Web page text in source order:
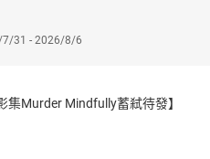
7/31 - 2026/8/6
集Murder Mindfully蓄弒待發】